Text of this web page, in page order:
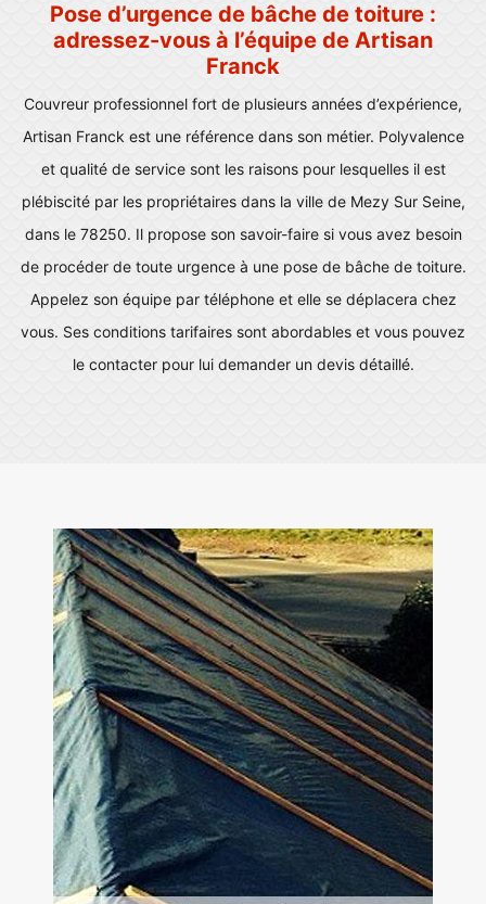
Pose d’urgence de bâche de toiture :
adressez-vous à l’équipe de Artisan
Franck
Couvreur professionnel fort de plusieurs années d’expérience,
Artisan Franck est une référence dans son métier. Polyvalence
et qualité de service sont les raisons pour lesquelles il est
plébiscité par les propriétaires dans la ville de Mezy Sur Seine,
dans le 78250. Il propose son savoir-faire si vous avez besoin
de procéder de toute urgence à une pose de bâche de toiture.
Appelez son équipe par téléphone et elle se déplacera chez
vous. Ses conditions tarifaires sont abordables et vous pouvez
le contacter pour lui demander un devis détaillé.